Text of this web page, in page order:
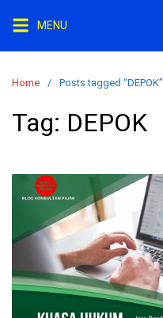
content
MENU
Home Posts tagged “DEPOK”
Tag: DEPOK